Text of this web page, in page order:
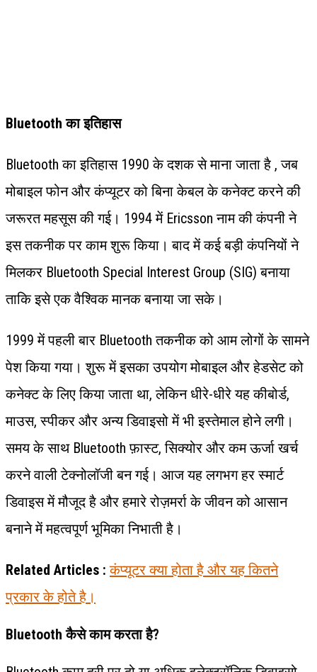
Bluetooth का इतिहास
Bluetooth का इतिहास 1990 के दशक से माना जाता है , जब
मोबाइल फोन और कंप्यूटर को बिना केबल के कनेक्ट करने की
जरूरत महसूस की गई। 1994 में Ericsson नाम की कंपनी ने
इस तकनीक पर काम शुरू किया। बाद में कई बड़ी कंपनियों ने
मिलकर Bluetooth Special Interest Group (SIG) बनाया
ताकि इसे एक वैश्विक मानक बनाया जा सके।
1999 में पहली बार Bluetooth तकनीक को आम लोगों के सामने
पेश किया गया। शुरू में इसका उपयोग मोबाइल और हेडसेट को
कनेक्ट के लिए किया जाता था, लेकिन धीरे-धीरे यह कीबोर्ड,
माउस, स्पीकर और अन्य डिवाइसो में भी इस्तेमाल होने लगी।
समय के साथ Bluetooth फ़ास्ट, सिक्योर और कम ऊर्जा खर्च
करने वाली टेक्नोलॉजी बन गई। आज यह लगभग हर स्मार्ट
डिवाइस में मौजूद है और हमारे रोज़मर्रा के जीवन को आसान
बनाने में महत्वपूर्ण भूमिका निभाती है।
Related Articles : कंप्यूटर क्या होता है और यह कितने
प्रकार के होते है।
Bluetooth कैसे काम करता है?